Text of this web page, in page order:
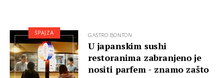
GASTRO BONTON
U japanskim sushi
restoranima zabranjeno je
nositi parfem - znamo zašto
ŠPAJZA